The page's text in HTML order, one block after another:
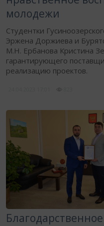
молодежи
Студентки
Эржена Доржиева и
М.Н. Ербанова Кристина
гарантирующего
реализацию проектов.